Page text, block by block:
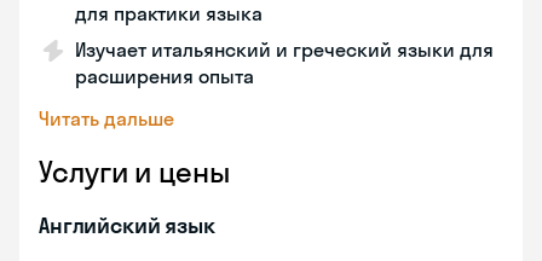
для практики языка
Изучает итальянский и греческий языки для
расширения опыта
Читать дальше
Услуги и цены
Английский язык